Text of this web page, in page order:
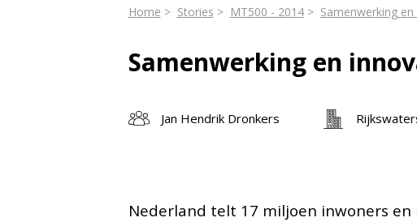
Home Stories MT500 - 2014 Samenwerking
Samenwerking en
Jan Hendrik Dronkers
Nederland telt 17 miljoen inwoners